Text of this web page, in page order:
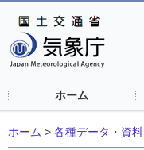
ホーム
ホーム > 各種データ・資料